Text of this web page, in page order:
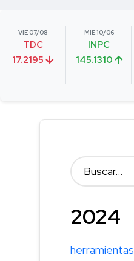
VIE 07/08
TDC
17.2195
MIE 10/06
INPC
145.1310
2024
herramientas